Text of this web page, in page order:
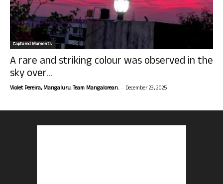
Captured Moments
A rare and striking colour was observed in the
sky over...
Violet Pereira, Mangaluru. Team Mangalorean. - December 23, 2025